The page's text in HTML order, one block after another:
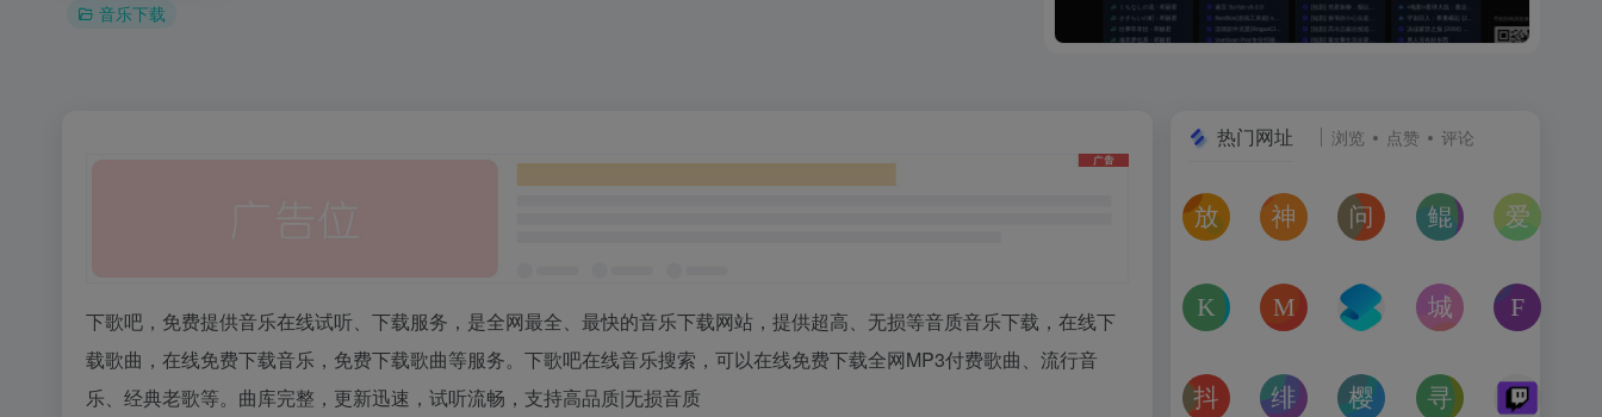
音乐下载
下歌吧，免费提供音乐在线试听、下载服务，是全网最全、最快的音乐下载网站，提供超高、无损等音质音乐下载，在线下
载歌曲，在线免费下载音乐，免费下载歌曲等服务。下歌吧在线音乐搜索，可以在线免费下载全网MP3付费歌曲、流行音
乐、经典老歌等。曲库完整，更新迅速，试听流畅，支持高品质|无损音质
热门网址 浏览 点赞 评论
放屁音乐网
在线免费下载全网MP3付费歌曲
神仙代售
神仙代售，专注于游戏账号交易平台多年
问卷星
免费使用问卷星创建问卷调查
鲲Galgame论坛
一个专注于二次元
kagurafan
游戏补丁分享网站
MCBBS
MCBBS我的世界中文论坛官网入口
转换云
转换云（
城市交通健康榜
高德地图中国主要
抖音课堂
抖音旗下综合学习平台，覆盖抖音、今日头条、西瓜视
绯月论坛
绯月是一个以动漫、游戏、音乐、绘画等为
樱之空动漫
樱之空动漫是一个专为动漫爱
寻宝天行
完美世界官方授权